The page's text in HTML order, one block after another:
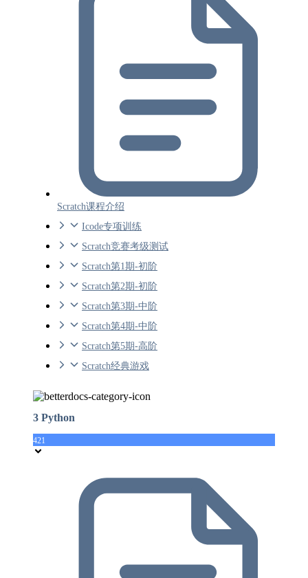
Scratch课程介绍
Icode专项训练
Scratch竞赛考级测试
Scratch第1期-初阶
Scratch第2期-初阶
Scratch第3期-中阶
Scratch第4期-中阶
Scratch第5期-高阶
Scratch经典游戏
3 Python
421